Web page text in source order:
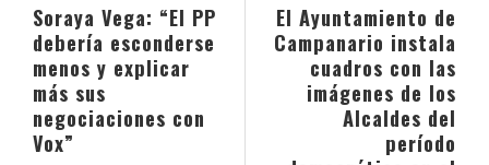
El Ayuntamiento de
Campanario instala
cuadros con las
imágenes de los
Alcaldes del
período
Soraya Vega: “El PP
debería esconderse
menos y explicar
más sus
negociaciones con
Vox”